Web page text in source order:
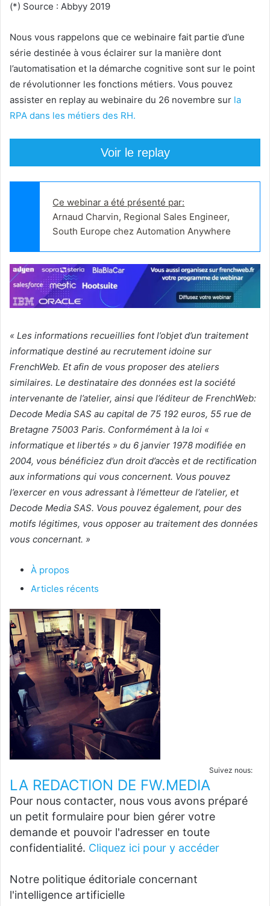
(*) Source : Abbyy 2019
Nous vous rappelons que ce webinaire fait partie d’une
série destinée à vous éclairer sur la manière dont
l’automatisation et la démarche cognitive sont sur le point
de révolutionner les fonctions métiers. Vous pouvez
assister en replay au webinaire du 26 novembre sur la
RPA dans les métiers des RH.
Voir le replay
Ce webinar a été présenté par:
Arnaud Charvin, Regional Sales Engineer,
South Europe chez Automation Anywhere
« Les informations recueillies font l’objet d’un traitement
informatique destiné au recrutement idoine sur
FrenchWeb. Et afin de vous proposer des ateliers
similaires. Le destinataire des données est la société
intervenante de l’atelier, ainsi que l’éditeur de FrenchWeb:
Decode Media SAS au capital de 75 192 euros, 55 rue de
Bretagne 75003 Paris. Conformément à la loi «
informatique et libertés » du 6 janvier 1978 modifiée en
2004, vous bénéficiez d’un droit d’accès et de rectification
aux informations qui vous concernent. Vous pouvez
l’exercer en vous adressant à l’émetteur de l’atelier, et
Decode Media SAS. Vous pouvez également, pour des
motifs légitimes, vous opposer au traitement des données
vous concernant. »
À propos
Articles récents
Suivez nous:
LA REDACTION DE FW.MEDIA
Pour nous contacter, nous vous avons préparé
un petit formulaire pour bien gérer votre
demande et pouvoir l'adresser en toute
confidentialité. Cliquez ici pour y accéder
Notre politique éditoriale concernant
l'intelligence artificielle